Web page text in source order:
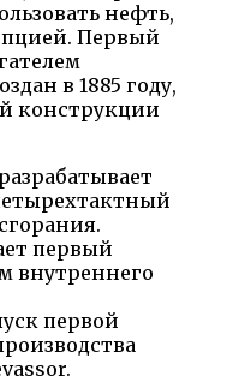
нефть,
Первый
в 1885 году,
конструкции
первый
внутреннего
первой